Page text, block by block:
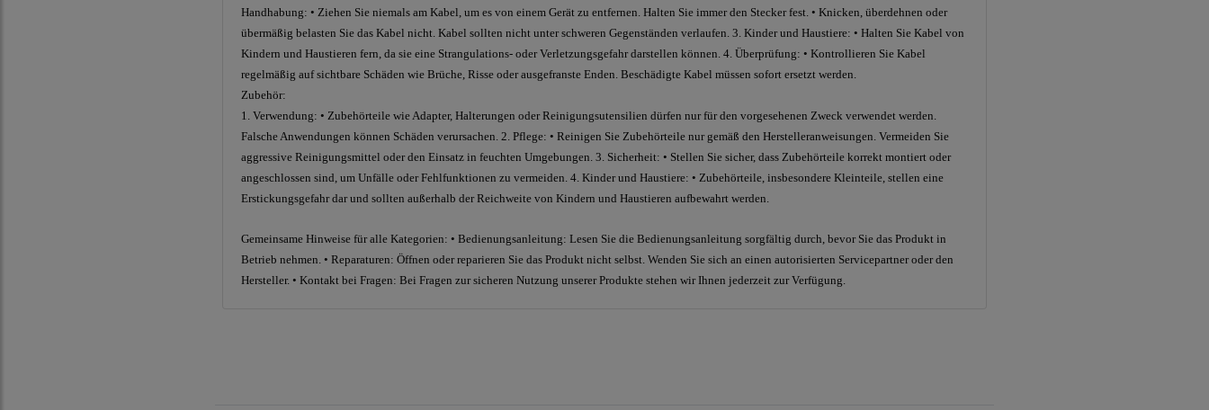
Handhabung: • Ziehen Sie niemals am Kabel, um es von einem Gerät zu entfernen. Halten Sie immer den Stecker fest. • Knicken, überdehnen oder
übermäßig belasten Sie das Kabel nicht. Kabel sollten nicht unter schweren Gegenständen verlaufen. 3. Kinder und Haustiere: • Halten Sie Kabel von
Kindern und Haustieren fern, da sie eine Strangulations- oder Verletzungsgefahr darstellen können. 4. Überprüfung: • Kontrollieren Sie Kabel
regelmäßig auf sichtbare Schäden wie Brüche, Risse oder ausgefranste Enden. Beschädigte Kabel müssen sofort ersetzt werden.
Zubehör:
1. Verwendung: • Zubehörteile wie Adapter, Halterungen oder Reinigungsutensilien dürfen nur für den vorgesehenen Zweck verwendet werden.
Falsche Anwendungen können Schäden verursachen. 2. Pflege: • Reinigen Sie Zubehörteile nur gemäß den Herstelleranweisungen. Vermeiden Sie
aggressive Reinigungsmittel oder den Einsatz in feuchten Umgebungen. 3. Sicherheit: • Stellen Sie sicher, dass Zubehörteile korrekt montiert oder
angeschlossen sind, um Unfälle oder Fehlfunktionen zu vermeiden. 4. Kinder und Haustiere: • Zubehörteile, insbesondere Kleinteile, stellen eine
Erstickungsgefahr dar und sollten außerhalb der Reichweite von Kindern und Haustieren aufbewahrt werden.
Gemeinsame Hinweise für alle Kategorien: • Bedienungsanleitung: Lesen Sie die Bedienungsanleitung sorgfältig durch, bevor Sie das Produkt in
Betrieb nehmen. • Reparaturen: Öffnen oder reparieren Sie das Produkt nicht selbst. Wenden Sie sich an einen autorisierten Servicepartner oder den
Hersteller. • Kontakt bei Fragen: Bei Fragen zur sicheren Nutzung unserer Produkte stehen wir Ihnen jederzeit zur Verfügung.